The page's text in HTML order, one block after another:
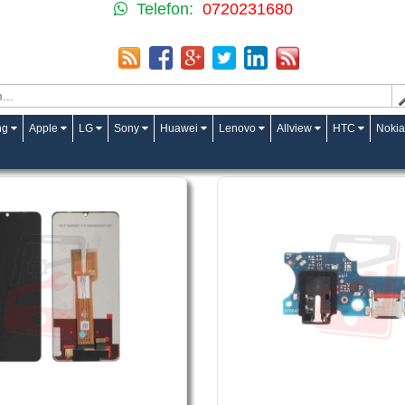
Telefon: 0720231680
Apple LG Sony Huawei Lenovo Allview HTC Nokia